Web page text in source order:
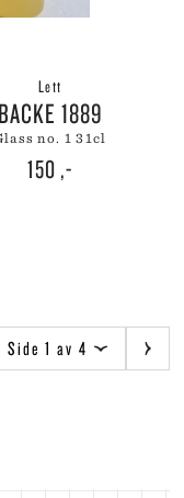
Lett
BACKE 1889
glass no. 1 31cl
150 ,-
Side 1 av 4